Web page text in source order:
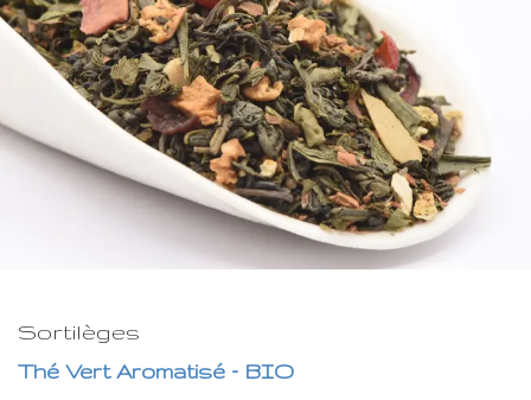
Sortilèges
Thé Vert Aromatisé – BIO